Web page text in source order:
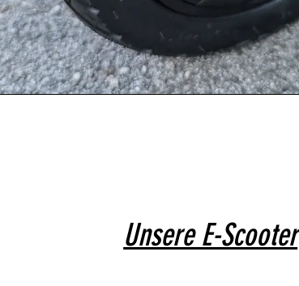
Unsere E-Scooter